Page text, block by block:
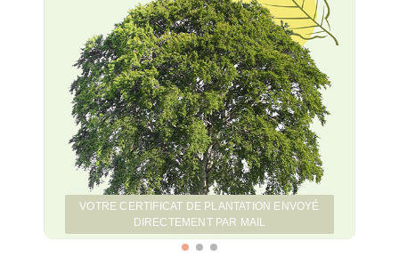
VOTRE CERTIFICAT DE PLANTATION ENVOYÉ
DIRECTEMENT PAR MAIL